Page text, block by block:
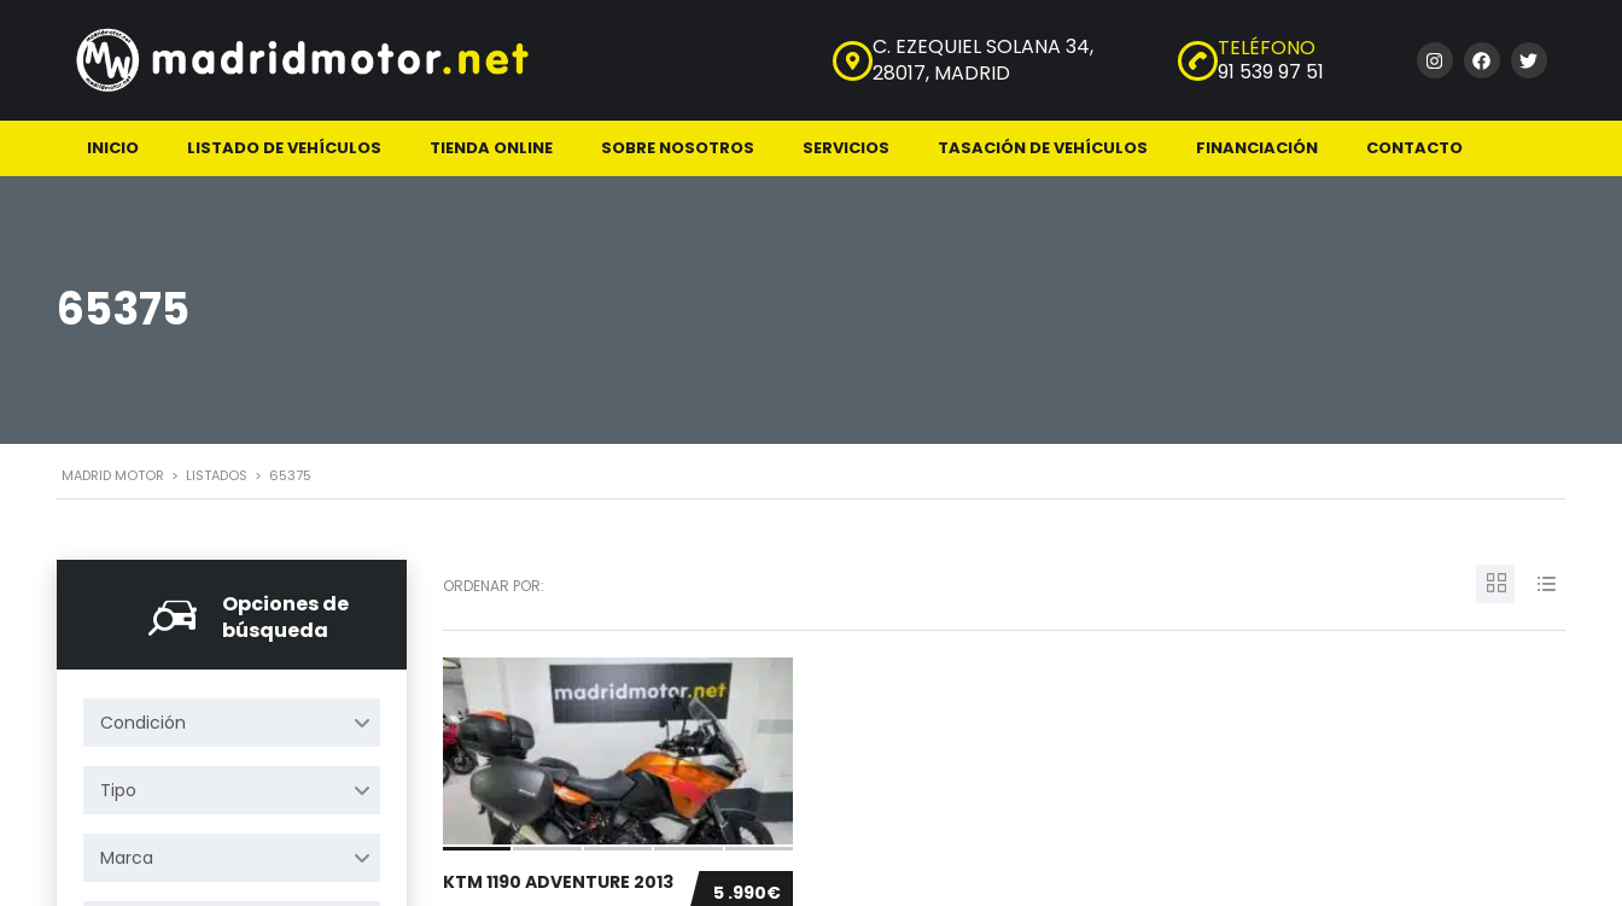
C. EZEQUIEL SOLANA 34,
28017, MADRID
TELÉFONO
91 539 97 51
INICIO LISTADO DE VEHÍCULOS TIENDA ONLINE SOBRE NOSOTROS SERVICIOS TASACIÓN DE VEHÍCULOS FINANCIACIÓN CONTACTO
65375
MADRID MOTOR > LISTADOS > 65375
Opciones de
búsqueda
Condición
Tipo
Marca
ORDENAR POR:
5 .990€
KTM 1190 ADVENTURE 2013